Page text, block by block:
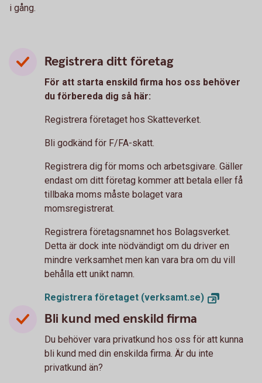
i gång.
Registrera ditt företag
För att starta enskild firma hos oss behöver
du förbereda dig så här:
Registrera företaget hos Skatteverket.
Bli godkänd för F/FA-skatt.
Registrera dig för moms och arbetsgivare. Gäller
endast om ditt företag kommer att betala eller få
tillbaka moms måste bolaget vara
momsregistrerat.
Registrera företagsnamnet hos Bolagsverket.
Detta är dock inte nödvändigt om du driver en
mindre verksamhet men kan vara bra om du vill
behålla ett unikt namn.
Registrera företaget (verksamt.se)
Bli kund med enskild firma
Du behöver vara privatkund hos oss för att kunna
bli kund med din enskilda firma. Är du inte
privatkund än?